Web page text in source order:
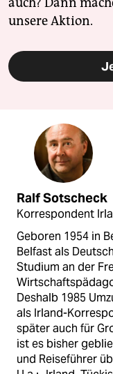
unsere Aktion.
Ralf Sotscheck
Korrespondent
Geboren 1954 in
Belfast als
Studium an der
Deshalb 1985
als Irland-
später auch für
ist es bisher
und Reiseführer